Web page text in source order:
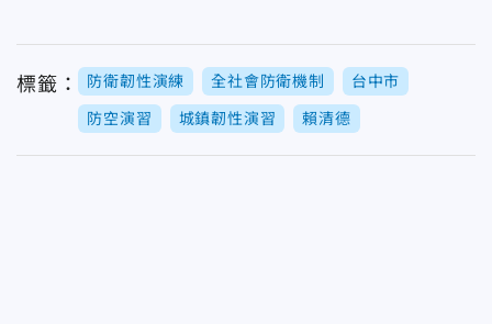
標籤： 防衛韌性演練 全社會防衛機制 台中市
防空演習 城鎮韌性演習 賴清德